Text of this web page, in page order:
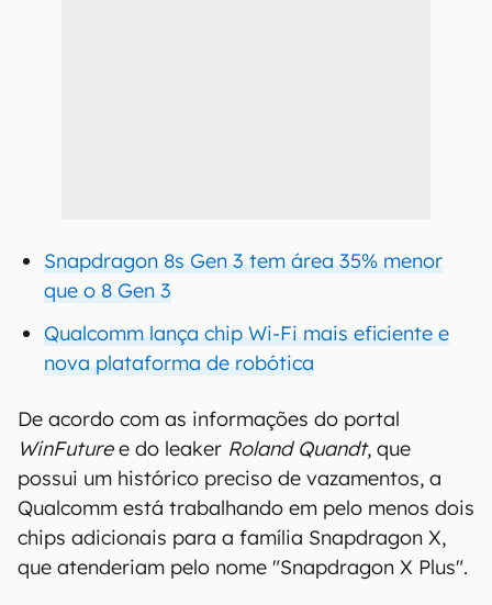
Snapdragon 8s Gen 3 tem área 35% menor
que o 8 Gen 3
Qualcomm lança chip Wi-Fi mais eficiente e
nova plataforma de robótica
De acordo com as informações do portal
WinFuturee do leaker Roland Quandt, que
possui um histórico preciso de vazamentos, a
Qualcomm está trabalhando em pelo menos dois
chips adicionais para a família Snapdragon X,
que atenderiam pelo nome "Snapdragon X Plus".